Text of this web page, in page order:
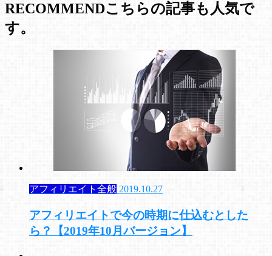
RECOMMENDこちらの記事も人気で
す。
アフィリエイト全般 2019.10.27
アフィリエイトで今の時期に仕込むとした
ら？【2019年10月バージョン】